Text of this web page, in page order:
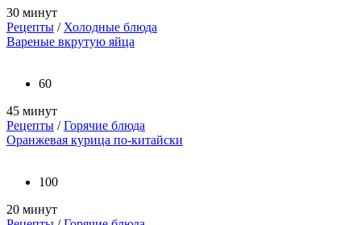
30 минут
Рецепты / Холодные блюда
Вареные вкрутую яйца
60
45 минут
Рецепты /Горячие блюда
Оранжевая курица по-китайски
100
20 минут